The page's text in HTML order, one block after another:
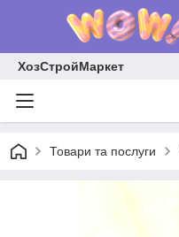
ХозСтройМаркет
Товари та послуги